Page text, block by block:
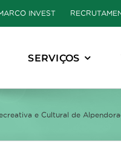
INVEST
SERVIÇOS
e Cultural de